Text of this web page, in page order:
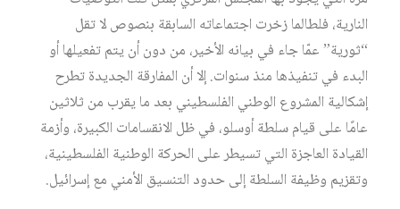
النارية، فلطالما زخرت اجتماعاته السابقة بنصوص لا تقل
“ثورية” عمّا جاء في بيانه الأخير، من دون أن يتم تفعيلها أو
البدء في تنفيذها منذ سنوات. إلا أن المفارقة الجديدة تطرح
إشكالية المشروع الوطني الفلسطيني بعد ما يقرب من ثلاثين
عامًا على قيام سلطة أوسلو، في ظل الانقسامات الكبيرة، وأزمة
القيادة العاجزة التي تسيطر على الحركة الوطنية الفلسطينية،
وتقزيم وظيفة السلطة إلى حدود التنسيق الأمني مع إسرائيل.